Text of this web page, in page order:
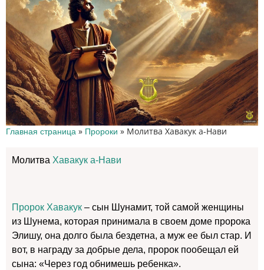
Главная страница » Пророки » Молитва Хавакук а-Нави
Молитва Хавакук а-Нави
Пророк Хавакук – сын Шунамит, той самой женщины
из Шунема, которая принимала в своем доме пророка
Элишу, она долго была бездетна, а муж ее был стар. И
вот, в награду за добрые дела, пророк пообещал ей
сына: «Через год обнимешь ребенка».